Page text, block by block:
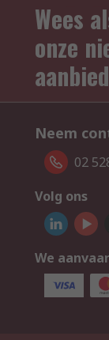
Wees
onze
Neem
02
Volg ons
We